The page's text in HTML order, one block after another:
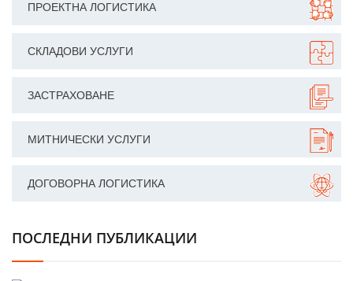
ПРОЕКТНА ЛОГИСТИКА
СКЛАДОВИ УСЛУГИ
ЗАСТРАХОВАНЕ
МИТНИЧЕСКИ УСЛУГИ
ДОГОВОРНА ЛОГИСТИКА
ПОСЛЕДНИ ПУБЛИКАЦИИ